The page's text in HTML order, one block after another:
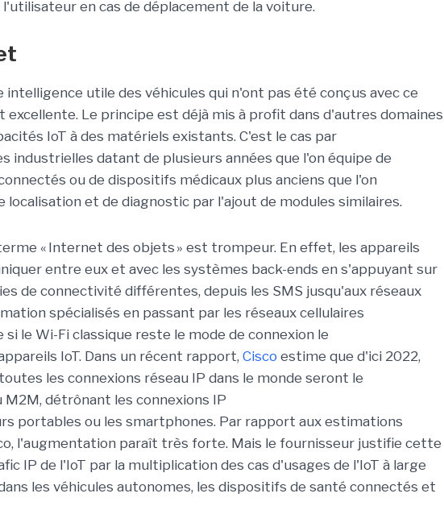
en cas de déplacement de la voiture.
intelligence utile des véhicules qui n'ont pas été conçus avec ce
excellente. Le principe est déjà mis à profit dans d'autres domaines
IoT à des matériels existants. C'est le cas par
industrielles datant de plusieurs années que l'on équipe de
ou de dispositifs médicaux plus anciens que l'on
localisation et de diagnostic par l'ajout de modules similaires.
« Internet des objets » est trompeur. En effet, les appareils
entre eux et avec les systèmes back-ends en s'appuyant sur
de connectivité différentes, depuis les SMS jusqu'aux réseaux
spécialisés en passant par les réseaux cellulaires
si le Wi-Fi classique reste le mode de connexion le
IoT. Dans un récent rapport, Cisco estime que d'ici 2022,
les connexions réseau IP dans le monde seront le
M2M, détrônant les connexions IP
s portables ou les smartphones. Par rapport aux estimations
, l'augmentation paraît très forte. Mais le fournisseur justifie cette
IP de l'IoT par la multiplication des cas d'usages de l'IoT à large
les véhicules autonomes, les dispositifs de santé connectés et